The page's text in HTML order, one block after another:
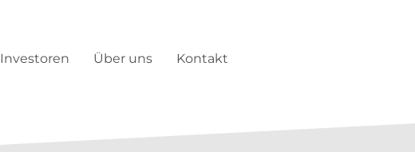
Investoren Über uns Kontakt